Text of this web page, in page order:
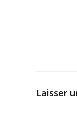
Laisser